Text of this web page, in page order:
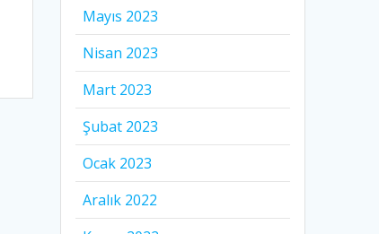
Mayıs 2023
Nisan 2023
Mart 2023
Şubat 2023
Ocak 2023
Aralık 2022